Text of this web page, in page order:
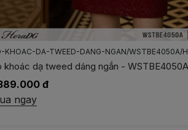
KHOAC-DA-TWEED-DANG-A/WKHBE2028/HERA17
khoác dạ tweed dáng A - WKHBE2028
đ
ngay